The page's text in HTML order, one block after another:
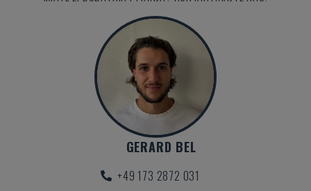
GERARD BEL
+49 173 2872 031